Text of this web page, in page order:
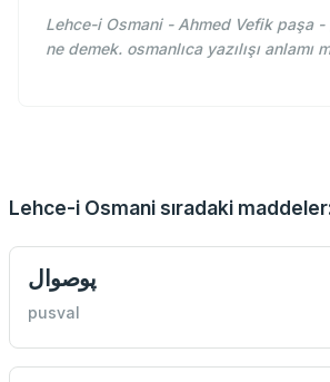
Lehce-i Osmani - Ahmed Vefik paşa - پولوج poluç
ne demek. osmanlıca yazılışı anlamı
Lehce-i Osmani sıradaki
پوصوال
pusval